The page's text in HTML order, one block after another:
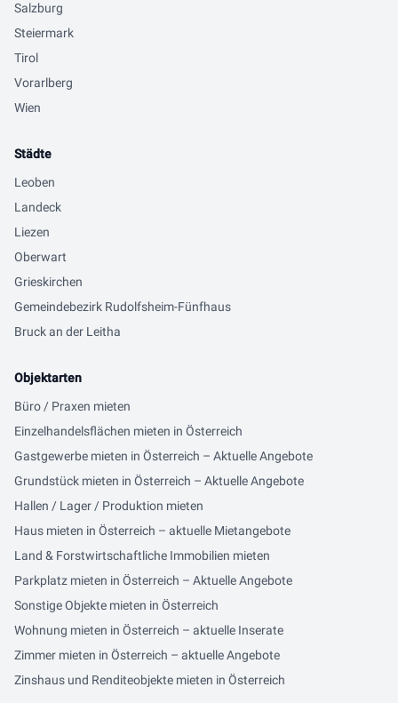
Salzburg
Steiermark
Tirol
Vorarlberg
Wien
Städte
Leoben
Landeck
Liezen
Oberwart
Grieskirchen
Gemeindebezirk Rudolfsheim-Fünfhaus
Bruck an der Leitha
Objektarten
Büro / Praxen mieten
Einzelhandelsflächen mieten in Österreich
Gastgewerbe mieten in Österreich – Aktuelle Angebote
Grundstück mieten in Österreich – Aktuelle Angebote
Hallen / Lager / Produktion mieten
Haus mieten in Österreich – aktuelle Mietangebote
Land & Forstwirtschaftliche Immobilien mieten
Parkplatz mieten in Österreich – Aktuelle Angebote
Sonstige Objekte mieten in Österreich
Wohnung mieten in Österreich – aktuelle Inserate
Zimmer mieten in Österreich – aktuelle Angebote
Zinshaus und Renditeobjekte mieten in Österreich